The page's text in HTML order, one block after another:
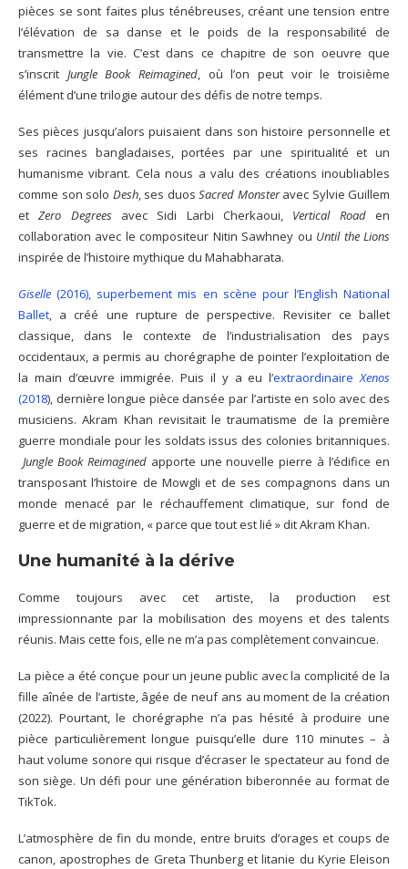
pièces se sont faites plus ténébreuses, créant une tension entre
l’élévation de sa danse et le poids de la responsabilité de
transmettre la vie. C’est dans ce chapitre de son oeuvre que
s’inscrit Jungle Book Reimagined, où l’on peut voir le troisième
élément d’une trilogie autour des défis de notre temps.
Ses pièces jusqu’alors puisaient dans son histoire personnelle et
ses racines bangladaises, portées par une spiritualité et un
humanisme vibrant. Cela nous a valu des créations inoubliables
comme son solo Desh, ses duos Sacred Monsteravec Sylvie Guillem
etZero Degreesavec Sidi Larbi Cherkaoui, Vertical Roaden
collaboration avec le compositeur Nitin Sawhney ou Until the Lions
inspirée de l’histoire mythique du Mahabharata.
Giselle (2016), superbement mis en scène pour l’English National
Ballet, a créé une rupture de perspective. Revisiter ce ballet
classique, dans le contexte de l’industrialisation des pays
occidentaux, a permis au chorégraphe de pointer l’exploitation de
la main d’œuvre immigrée. Puis il y a eu l’extraordinaire Xenos
(2018), dernière longue pièce dansée par l’artiste en solo avec des
musiciens. Akram Khan revisitait le traumatisme de la première
guerre mondiale pour les soldats issus des colonies britanniques.
Jungle Book Reimagined apporte une nouvelle pierre à l’édifice en
transposant l’histoire de Mowgli et de ses compagnons dans un
monde menacé par le réchauffement climatique, sur fond de
guerre et de migration, « parce que tout est lié » dit Akram Khan.
Une humanité à la dérive
Comme toujours avec cet artiste, la production est
impressionnante par la mobilisation des moyens et des talents
réunis. Mais cette fois, elle ne m’a pas complètement convaincue.
La pièce a été conçue pour un jeune public avec la complicité de la
fille aînée de l’artiste, âgée de neuf ans au moment de la création
(2022). Pourtant, le chorégraphe n’a pas hésité à produire une
pièce particulièrement longue puisqu’elle dure 110 minutes – à
haut volume sonore qui risque d’écraser le spectateur au fond de
son siège. Un défi pour une génération biberonnée au format de
TikTok.
L’atmosphère de fin du monde, entre bruits d’orages et coups de
canon, apostrophes de Greta Thunberg et litanie du Kyrie Eleison